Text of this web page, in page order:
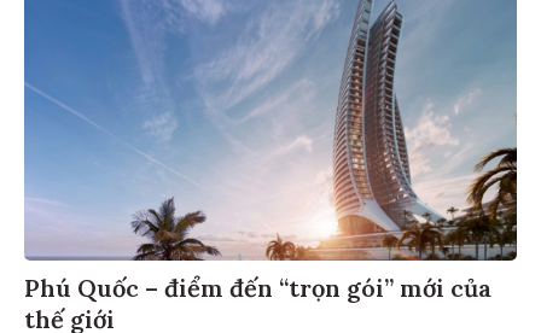
Phú Quốc – điểm đến “trọn gói” mới của
thế giới